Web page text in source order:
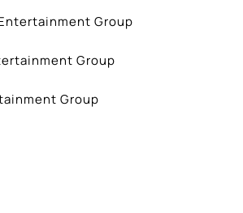
Group
Group
Group